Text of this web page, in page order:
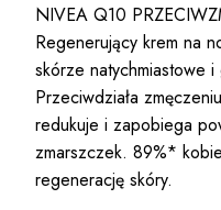
NIVEA Q10
Regenerujący krem na
skórze natychmiastowe i
Przeciwdziała
redukuje i zapobiega
zmarszczek. 89%*
regenerację skóry.